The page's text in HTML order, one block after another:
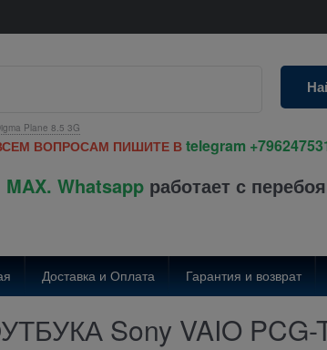
Plane 8.5 3G
ВОПРОСАМ ПИШИТЕ В telegram
Whatsapp работает с
Доставка и Оплата Гарантия и возврат
Sony VAIO PCG-